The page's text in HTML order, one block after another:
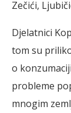
Zečići,
Djelatnici
tom su
o
probleme
mnogim